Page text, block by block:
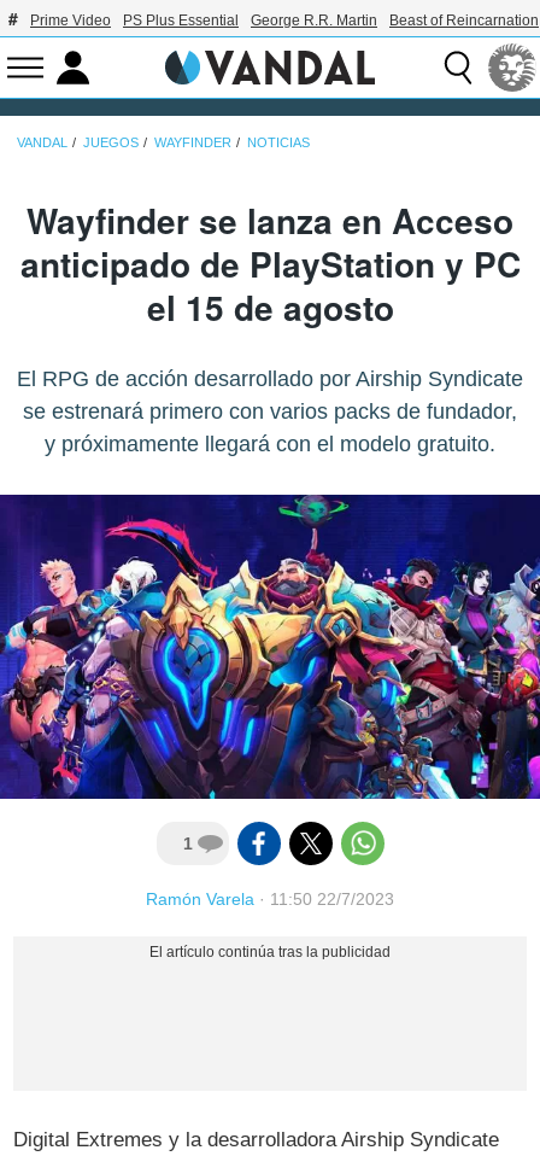
Prime Video PS Plus Essential George R.R. Martin Beast of Reincarnation
VANDAL JUEGOS WAYFINDER NOTICIAS
Wayfinder se lanza en Acceso
anticipado de PlayStation y PC
el 15 de agosto
El RPG de acción desarrollado por Airship Syndicate
se estrenará primero con varios packs de fundador,
y próximamente llegará con el modelo gratuito.
1
Ramón Varela · 11:50 22/7/2023
Digital Extremes y la desarrolladora Airship Syndicate